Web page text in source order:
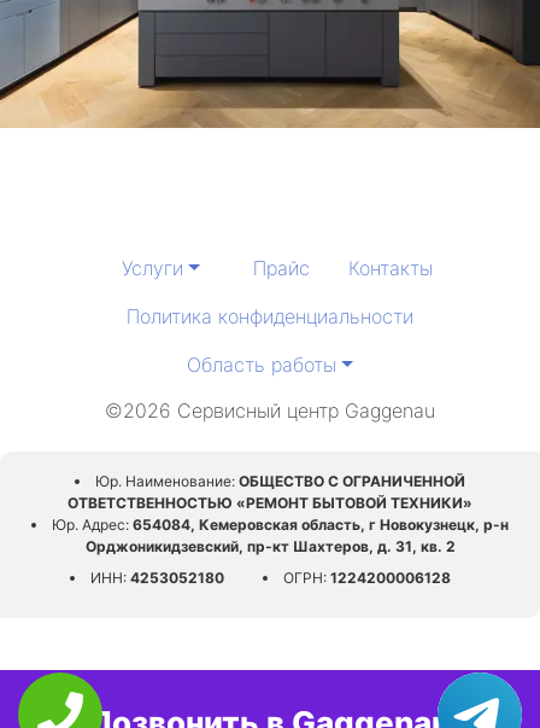
Услуги Прайс
Контакты
Политика конфиденциальности
Область работы
©2026 Сервисный центр Gaggenau
Юр. Наименование: ОБЩЕСТВО С ОГРАНИЧЕННОЙ
ОТВЕТСТВЕННОСТЬЮ «РЕМОНТ БЫТОВОЙ ТЕХНИКИ»
Юр. Адрес: 654084, Кемеровская область, г Новокузнецк, р-н
Орджоникидзевский, пр-кт Шахтеров, д. 31, кв. 2
ИНН: 4253052180 ОГРН: 1224200006128